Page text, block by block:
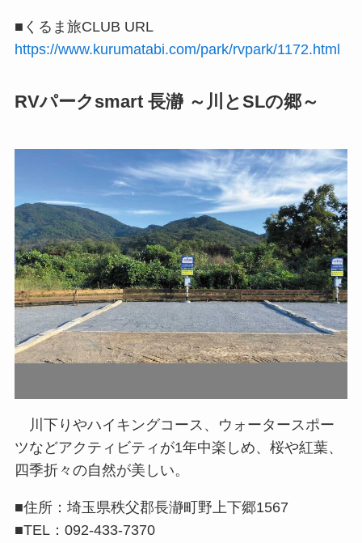
■くるま旅CLUB URL
https://www.kurumatabi.com/park/rvpark/1172.html
RVパークsmart 長瀞 ～川とSLの郷～
川下りやハイキングコース、ウォータースポー
ツなどアクティビティが1年中楽しめ、桜や紅葉、
四季折々の自然が美しい。
■住所：埼玉県秩父郡長瀞町野上下郷1567
■TEL：092-433-7370